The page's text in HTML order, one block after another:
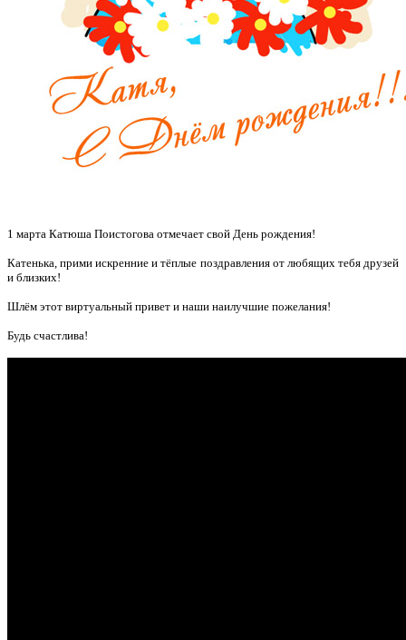
1 марта Катюша Поистогова отмечает свой День рождения!
Катенька, прими искренние и тёплые поздравления от любящих тебя друзей
и близких!
Шлём этот виртуальный привет и наши наилучшие пожелания!
Будь счастлива!